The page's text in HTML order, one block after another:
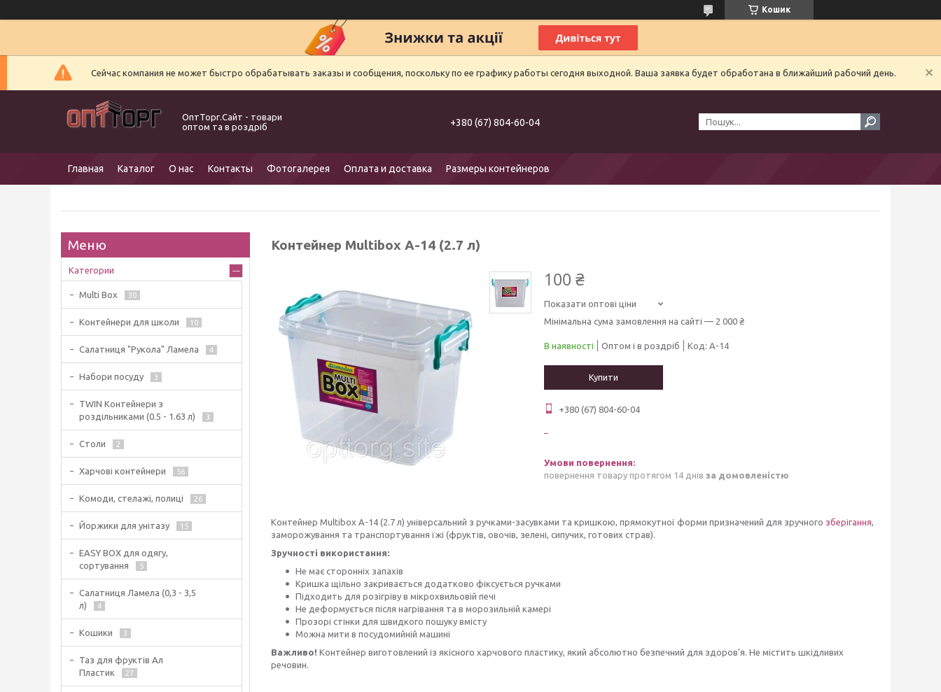
Кошик
Сейчас компания не может быстро обрабатывать заказы и сообщения, поскольку по ее графику работы сегодня выходной. Ваша заявка будет обработана в ближайший рабочий день.
ОптТорг.Сайт - товари
оптом та в роздріб
+380 (67) 804-60-04
Главная Каталог О нас Контакты Фотогалерея Оплата и доставка Размеры контейнеров
Контейнер Multibox A-14 (2.7 л)
100 ₴
Показати оптові ціни
Мінімальна сума замовлення на сайті — 2 000 ₴
В наявності Оптом і в роздріб Код: A-14
Купити
+380 (67) 804-60-04
повернення товару протягом 14 днів за домовленістю
Контейнер Multibox A-14 (2.7 л) універсальний з ручками-засувками та кришкою, прямокутної форми призначений для зручного зберігання
заморожування та транспортування їжі (фруктів, овочів, зелені, сипучих, готових страв).
Зручності використання:
Не має сторонніх запахів
Кришка щільно закривається додатково фіксується ручками
Підходить для розігріву в мікрохвильовій печі
Не деформується після нагрівання та в морозильній камері
Прозорі стінки для швидкого пошуку вмісту
Можна мити в посудомийній машині
Важливо! Контейнер виготовлений із якісного харчового пластику, який абсолютно безпечний для здоров'я. Не містить шкідливих
речовин.
Категории
Multi Box 30
Контейнери для школи 10
Салатниця "Рукола" Ламела 4
Набори посуду 3
TWIN Контейнери з
роздільниками (0.5 - 1.63 л)
3
Столи 2
Харчові контейнери 56
Комоди, стелажі, полиці 26
Йоржики для унітазу 15
EASY BOX для одягу,
сортування
5
Салатниця Ламела (0,3 - 3,5
л)
4
Кошики 3
Таз для фруктів Ал
Пластик
27